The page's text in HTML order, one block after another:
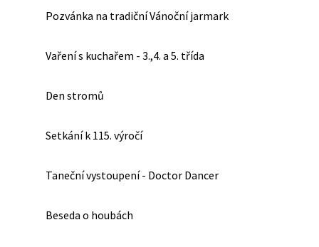
Pozvánka na tradiční Vánoční jarmark
Vaření s kuchařem - 3.,4. a 5. třída
Den stromů
Setkání k 115. výročí
Taneční vystoupení - Doctor Dancer
Beseda o houbách